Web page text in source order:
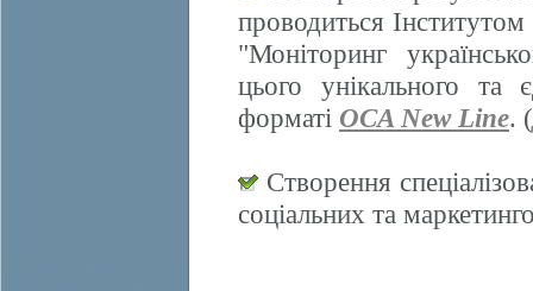
проводиться Інститутом
"Моніторинг
цього унікального та
форматі OCA New Line. (
Створення
соціальних та